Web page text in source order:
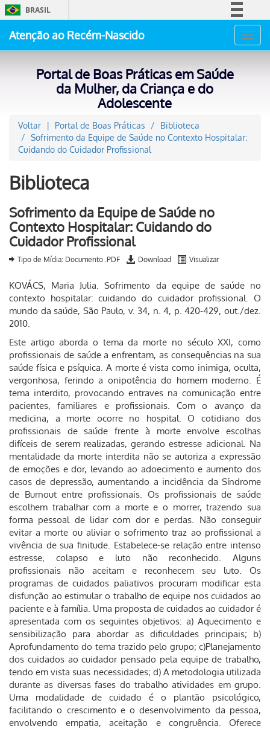
BRASIL
Acesso à informação
Atenção ao Recém-Nascido
Portal de Boas Práticas em Saúde
da Mulher, da Criança e do
Adolescente
Voltar Portal de Boas Práticas
Biblioteca
Sofrimento da Equipe de Saúde no Contexto Hospitalar:
Cuidando do Cuidador Profissional
Biblioteca
Sofrimento da Equipe de Saúde no
Contexto Hospitalar: Cuidando do
Cuidador Profissional
Tipo de Mídia: Documento .PDF Download Visualizar
KOVÁCS, Maria Julia. Sofrimento da equipe de saúde no
contexto hospitalar: cuidando do cuidador profissional. O
mundo da saúde, São Paulo, v. 34, n. 4, p. 420-429, out./dez.
2010.
Este artigo aborda o tema da morte no século XXI, como
profissionais de saúde a enfrentam, as consequências na sua
saúde física e psíquica. A morte é vista como inimiga, oculta,
vergonhosa, ferindo a onipotência do homem moderno. É
tema interdito, provocando entraves na comunicação entre
pacientes, familiares e profissionais. Com o avanço da
medicina, a morte ocorre no hospital. O cotidiano dos
profissionais de saúde frente à morte envolve escolhas
difíceis de serem realizadas, gerando estresse adicional. Na
mentalidade da morte interdita não se autoriza a expressão
de emoções e dor, levando ao adoecimento e aumento dos
casos de depressão, aumentando a incidência da Síndrome
de Burnout entre profissionais. Os profissionais de saúde
escolhem trabalhar com a morte e o morrer, trazendo sua
forma pessoal de lidar com dor e perdas. Não conseguir
evitar a morte ou aliviar o sofrimento traz ao profissional a
vivência de sua finitude. Estabelece-se relação entre intenso
estresse, colapso e luto não reconhecido. Alguns
profissionais não aceitam e reconhecem seu luto. Os
programas de cuidados paliativos procuram modificar esta
disfunção ao estimular o trabalho de equipe nos cuidados ao
paciente e à família. Uma proposta de cuidados ao cuidador é
apresentada com os seguintes objetivos: a) Aquecimento e
sensibilização para abordar as dificuldades principais; b)
Aprofundamento do tema trazido pelo grupo; c)Planejamento
dos cuidados ao cuidador pensado pela equipe de trabalho,
tendo em vista suas necessidades; d) A metodologia utilizada
durante as diversas fases do trabalho atividades em grupo.
Uma modalidade de cuidado é o plantão psicológico,
facilitando o crescimento e o desenvolvimento da pessoa,
envolvendo empatia, aceitação e congruência. Oferece